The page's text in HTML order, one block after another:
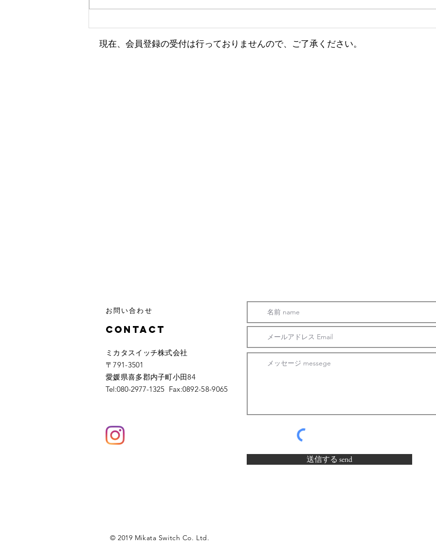
​現在、会員登録の受付は行っておりませんので、ご了承ください。
お問い合わせ
Contact
ミカタスイッチ株式会社
〒791-3501
愛媛県喜多郡内子町小田84
Tel:080-2977-1325 Fax:0892-58-9065
© 2019 Mikata Switch Co. Ltd.
送信する send